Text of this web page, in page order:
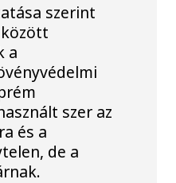
szerint
a
szer az
és a
de a